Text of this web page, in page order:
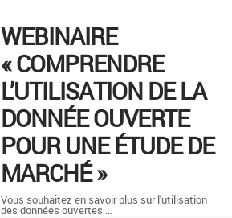
WEBINAIRE
« COMPRENDRE
L’UTILISATION DE LA
DONNÉE OUVERTE
POUR UNE ÉTUDE DE
MARCHÉ »
Vous souhaitez en savoir plus sur l'utilisation
des données ouvertes ...